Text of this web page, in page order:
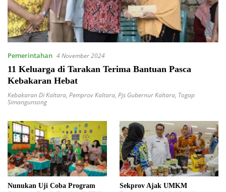
Pemerintahan 4 November 2024
11 Keluarga di Tarakan Terima Bantuan Pasca
Kebakaran Hebat
Kebakaran Di Kaltara, Pemprov Kaltara, Pjs Gubernur Kaltara, Togap
Simangunsong
Nunukan Uji Coba Program
Sekprov Ajak UMKM